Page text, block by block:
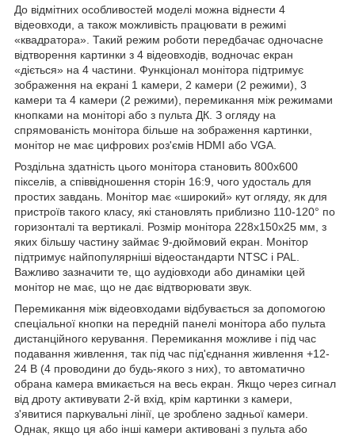
До відмітних особливостей моделі можна віднести 4
відеовходи, а також можливість працювати в режимі
«квадратора». Такий режим роботи передбачає одночасне
відтворення картинки з 4 відеовходів, водночас екран
«діється» на 4 частини. Функціонал монітора підтримує
зображення на екрані 1 камери, 2 камери (2 режими), 3
камери та 4 камери (2 режими), перемикання між режимами
кнопками на моніторі або з пульта ДК. З огляду на
спрямованість монітора більше на зображення картинки,
монітор не має цифрових роз'ємів HDMI або VGA.
Роздільна здатність цього монітора становить 800х600
пікселів, а співвідношення сторін 16:9, чого удосталь для
простих завдань. Монітор має «широкий» кут огляду, як для
пристроїв такого класу, які становлять приблизно 110-120° по
горизонталі та вертикалі. Розмір монітора 228х150х25 мм, з
яких більшу частину займає 9-дюймовий екран. Монітор
підтримує найпопулярніші відеостандарти NTSC і PAL.
Важливо зазначити те, що аудіовходи або динаміки цей
монітор не має, що не дає відтворювати звук.
Перемикання між відеовходами відбувається за допомогою
спеціальної кнопки на передній панелі монітора або пульта
дистанційного керування. Перемикання можливе і під час
подавання живлення, так під час під'єднання живлення +12-
24 В (4 проводини до будь-якого з них), то автоматично
обрана камера вмикається на весь екран. Якщо через сигнал
від дроту активувати 2-й вхід, крім картинки з камери,
з'явитися паркувальні лінії, це зроблено задньої камери.
Однак, якщо ця або інші камери активовані з пульта або